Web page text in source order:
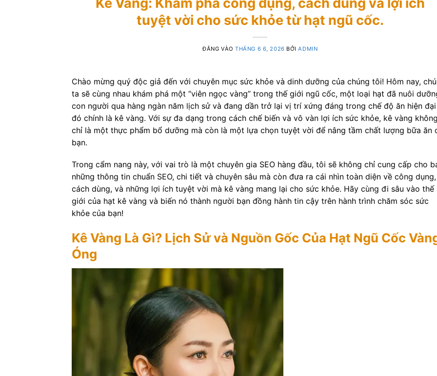
tuyệt vời cho sức khỏe từ hạt ngũ cốc.
ĐĂNG VÀOTHÁNG 6 6, 2026 BỞIADMIN
Chào mừng quý độc giả đến với chuyên mục sức khỏe và dinh dưỡng của chúng tôi! Hôm nay,
ta sẽ cùng nhau khám phá một “viên ngọc vàng” trong thế giới ngũ cốc, một loại hạt đã nuôi
con người qua hàng ngàn năm lịch sử và đang dần trở lại vị trí xứng đáng trong chế độ ăn hiện đại
đó chính là kê vàng. Với sự đa dạng trong cách chế biến và vô vàn lợi ích sức khỏe, kê vàng không
chỉ là một thực phẩm bổ dưỡng mà còn là một lựa chọn tuyệt vời để nâng tầm chất lượng bữa ăn
bạn.
Trong cẩm nang này, với vai trò là một chuyên gia SEO hàng đầu, tôi sẽ không chỉ cung cấp cho
những thông tin chuẩn SEO, chi tiết và chuyên sâu mà còn đưa ra cái nhìn toàn diện về công dụng,
cách dùng, và những lợi ích tuyệt vời mà kê vàng mang lại cho sức khỏe. Hãy cùng đi sâu vào thế
giới của hạt kê vàng và biến nó thành người bạn đồng hành tin cậy trên hành trình chăm sóc sức
khỏe của bạn!
Kê Vàng Là Gì? Lịch Sử và Nguồn Gốc Của Hạt Ngũ Cốc
Óng